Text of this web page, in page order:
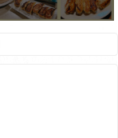
2026-01-19